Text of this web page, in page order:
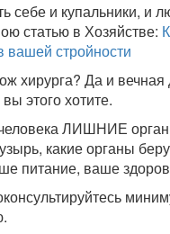
себе и купальники,
статью в Хозяйстве:
вашей стройности
хирурга? Да и
этого хотите.
ЛИШНИЕ
какие органы
питание, ваше